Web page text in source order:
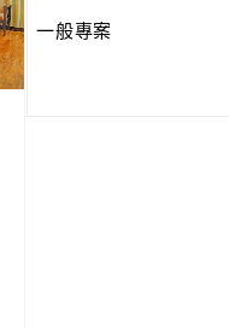
一般專案